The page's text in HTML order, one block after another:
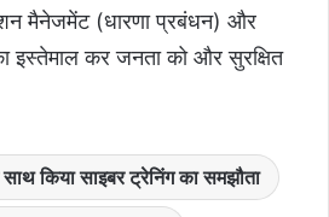
मैनेजमेंट (धारणा प्रबंधन) और
इस्तेमाल कर जनता को और सुरक्षित
किया साइबर ट्रेनिंग का समझौता